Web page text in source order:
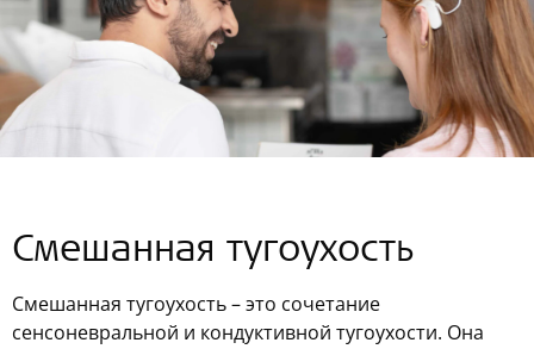
Смешанная тугоухость
Смешанная тугоухость – это сочетание
сенсоневральной и кондуктивной тугоухости. Она